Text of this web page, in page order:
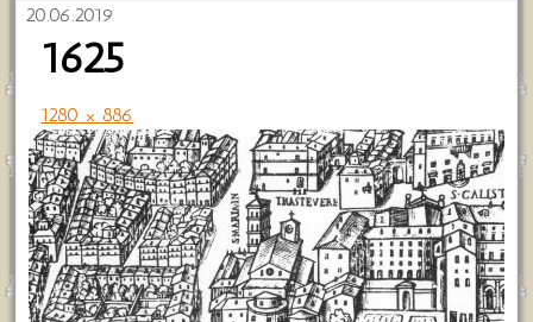
20.06.2019
1625
1280 × 886